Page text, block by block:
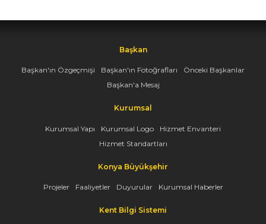
Başkan
Başkan'ın Özgeçmişi Başkan'ın Fotoğrafları
Önceki Başkanlar
Başkan'a Mesaj
Kurumsal
Kurumsal Yapı Kurumsal Logo
Hizmet Envanteri
Hizmet Standartları
Konya Büyükşehir
Projeler Faaliyetler Duyurular Kurumsal Haberler
Kent Bilgi Sistemi